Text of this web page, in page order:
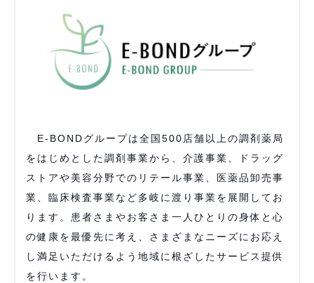
E-BONDグループは全国500店舗以上の調剤薬局
をはじめとした調剤事業から、介護事業、ドラッグ
ストアや美容分野でのリテール事業、医薬品卸売事
業、臨床検査事業など多岐に渡り事業を展開してお
ります。患者さまやお客さま一人ひとりの身体と心
の健康を最優先に考え、さまざまなニーズにお応え
し満足いただけるよう地域に根ざしたサービス提供
を行います。